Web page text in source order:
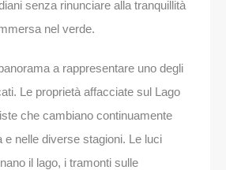
senza rinunciare alla tranquillità
nel verde.
a rappresentare uno degli
Le proprietà affacciate sul Lago
che cambiano continuamente
e nelle diverse stagioni. Le luci
il lago, i tramonti sulle